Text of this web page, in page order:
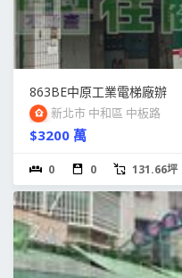
863BE中原工業電梯廠辦
新北市 中和區 中板路
$3200 萬
0 0 131.66坪